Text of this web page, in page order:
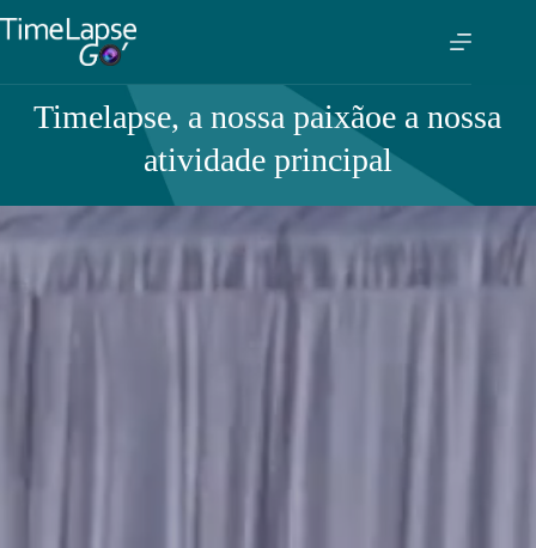
Timelapse, a nossa paixãoe a nossa
atividade principal